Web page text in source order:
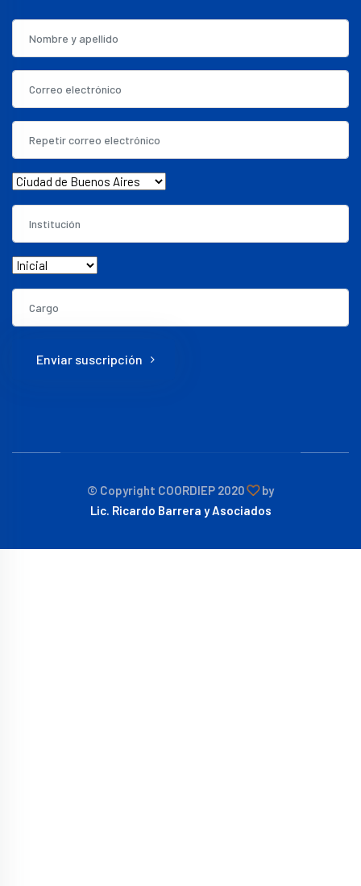
Enviar suscripción
© Copyright COORDIEP 2020
by
Lic. Ricardo Barrera y Asociados